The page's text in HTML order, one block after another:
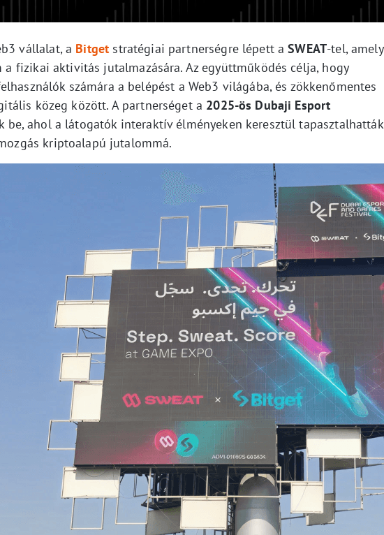
vállalat, a Bitget stratégiai partnerségre lépett aSWEAT-tel, amely
fizikai aktivitás jutalmazására. Az együttműködés célja, hogy
számára a belépést a Web3 világába, és zökkenőmentes
közeg között. A partnerséget a 2025-ös Dubaji Esport
be, ahol a látogatók interaktív élményeken keresztül tapasztalhatták
kriptoalapú jutalommá.